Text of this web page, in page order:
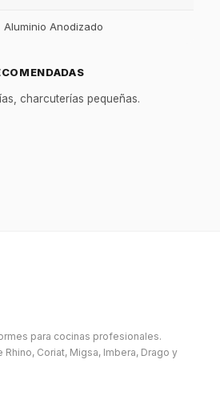
Aluminio Anodizado
charcuterías pequeñas.
para cocinas profesionales.
Coriat, Migsa, Imbera, Drago y